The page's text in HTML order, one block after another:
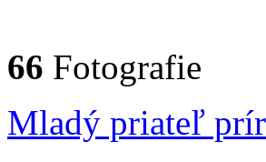
66 Fotografie
Mladý priateľ